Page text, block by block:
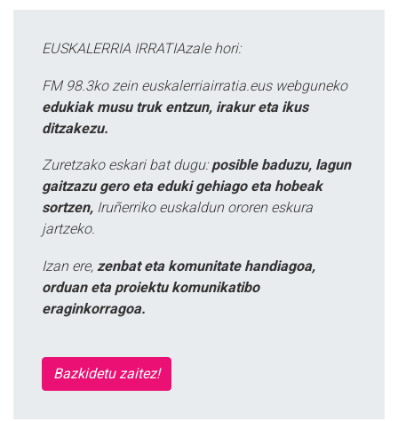
EUSKALERRIA IRRATIAzale hori:
FM 98.3ko zein euskalerriairratia.eus webguneko
edukiak musu truk entzun, irakur eta ikus
ditzakezu.
Zuretzako eskari bat dugu: posible baduzu, lagun
gaitzazu gero eta eduki gehiago eta hobeak
sortzen, Iruñerriko euskaldun ororen eskura
jartzeko.
Izan ere, zenbat eta komunitate handiagoa,
orduan eta proiektu komunikatibo
eraginkorragoa.
Bazkidetu zaitez!